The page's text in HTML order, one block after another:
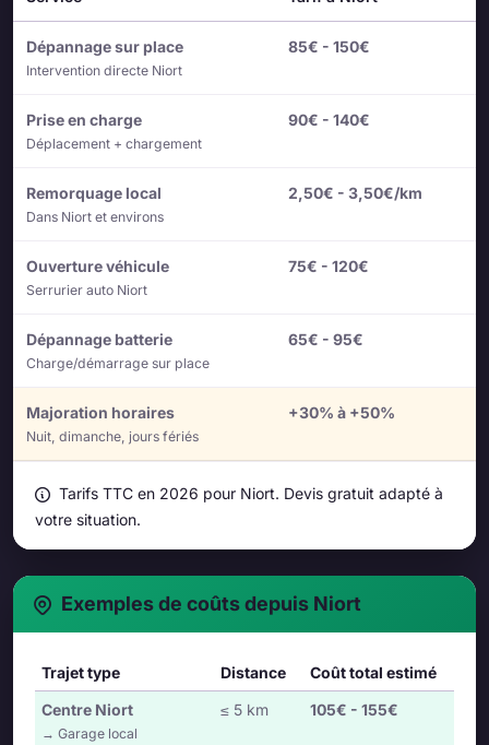
Dépannage sur place
Intervention directe Niort
85€ - 150€
Prise en charge
Déplacement + chargement
90€ - 140€
Remorquage local
Dans Niort et environs
2,50€ - 3,50€/km
Ouverture véhicule
Serrurier auto Niort
75€ - 120€
Dépannage batterie
Charge/démarrage sur place
65€ - 95€
Majoration horaires
Nuit, dimanche, jours fériés
+30% à +50%
Tarifs TTC en 2026 pour Niort. Devis gratuit adapté à
votre situation.
Exemples de coûts depuis Niort
Trajet type Distance
Coût total estimé
Centre Niort
→ Garage local
≤ 5 km 105€ - 155€